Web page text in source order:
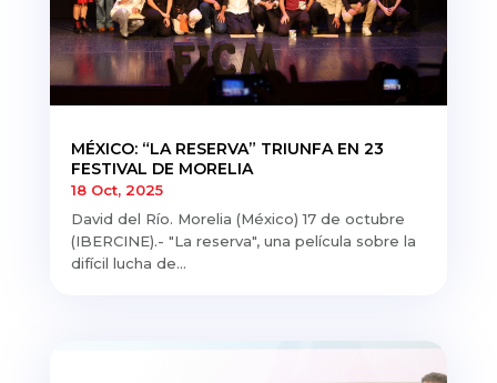
MÉXICO: “LA RESERVA” TRIUNFA EN 23
FESTIVAL DE MORELIA
18 Oct, 2025
David del Río. Morelia (México) 17 de octubre
(IBERCINE).- "La reserva", una película sobre la
difícil lucha de...